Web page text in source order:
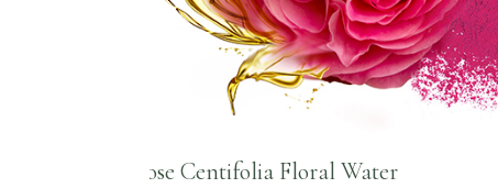
Rose Centifolia Floral Water